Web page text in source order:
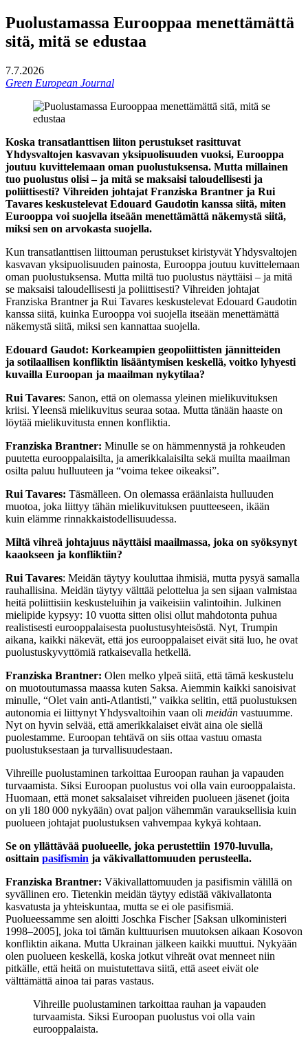
Puolustamassa Eurooppaa menettämättä
sitä, mitä se edustaa
7.7.2026
Green European Journal
Koska transatlanttisen liiton perustukset rasittuvat
Yhdysvaltojen kasvavan yksipuolisuuden vuoksi, Eurooppa
joutuu kuvittelemaan oman puolustuksensa. Mutta millainen
tuo puolustus olisi – ja mitä se maksaisi taloudellisesti ja
poliittisesti? Vihreiden johtajat Franziska Brantner ja Rui
Tavares keskustelevat Edouard Gaudotin kanssa siitä, miten
Eurooppa voi suojella itseään menettämättä näkemystä siitä,
miksi sen on arvokasta suojella.
Kun transatlanttisen liittouman perustukset kiristyvät Yhdysvaltojen
kasvavan yksipuolisuuden painosta, Eurooppa joutuu kuvittelemaan
oman puolustuksensa. Mutta miltä tuo puolustus näyttäisi – ja mitä
se maksaisi taloudellisesti ja poliittisesti? Vihreiden johtajat
Franziska Brantner ja Rui Tavares keskustelevat Edouard Gaudotin
kanssa siitä, kuinka Eurooppa voi suojella itseään menettämättä
näkemystä siitä, miksi sen kannattaa suojella.
Edouard Gaudot: Korkeampien geopoliittisten jännitteiden
ja sotilaallisen konfliktin lisääntymisen keskellä, voitko lyhyesti
kuvailla Euroopan ja maailman nykytilaa?
Rui Tavares: Sanon, että on olemassa yleinen mielikuvituksen
kriisi. Yleensä mielikuvitus seuraa sotaa. Mutta tänään haaste on
löytää mielikuvitusta ennen konfliktia.
Franziska Brantner: Minulle se on hämmennystä ja rohkeuden
puutetta eurooppalaisilta, ja amerikkalaisilta sekä muilta maailman
osilta paluu hulluuteen ja “voima tekee oikeaksi”.
Rui Tavares: Täsmälleen. On olemassa eräänlaista hulluuden
muotoa, joka liittyy tähän mielikuvituksen puutteeseen, ikään
kuin elämme rinnakkaistodellisuudessa.
Miltä vihreä johtajuus näyttäisi maailmassa, joka on syöksynyt
kaaokseen ja konfliktiin?
Rui Tavares: Meidän täytyy kouluttaa ihmisiä, mutta pysyä samalla
rauhallisina. Meidän täytyy välttää pelottelua ja sen sijaan valmistaa
heitä poliittisiin keskusteluihin ja vaikeisiin valintoihin. Julkinen
mielipide kypsyy: 10 vuotta sitten olisi ollut mahdotonta puhua
realistisesti eurooppalaisesta puolustusyhteisöstä. Nyt, Trumpin
aikana, kaikki näkevät, että jos eurooppalaiset eivät sitä luo, he ovat
puolustuskyvyttömiä ratkaisevalla hetkellä.
Franziska Brantner: Olen melko ylpeä siitä, että tämä keskustelu
on muotoutumassa maassa kuten Saksa. Aiemmin kaikki sanoisivat
minulle, “Olet vain anti-Atlantisti,” vaikka selitin, että puolustuksen
autonomia ei liittynyt Yhdysvaltoihin vaan oli meidän vastuumme.
Nyt on hyvin selvää, että amerikkalaiset eivät aina ole siellä
puolestamme. Euroopan tehtävä on siis ottaa vastuu omasta
puolustuksestaan ja turvallisuudestaan.
Vihreille puolustaminen tarkoittaa Euroopan rauhan ja vapauden
turvaamista. Siksi Euroopan puolustus voi olla vain eurooppalaista.
Huomaan, että monet saksalaiset vihreiden puolueen jäsenet (joita
on yli 180 000 nykyään) ovat paljon vähemmän varauksellisia kuin
puolueen johtajat puolustuksen vahvempaa kykyä kohtaan.
Se on yllättävää puolueelle, joka perustettiin 1970-luvulla,
osittain pasifismin ja väkivallattomuuden perusteella.
Franziska Brantner: Väkivallattomuuden ja pasifismin välillä on
syvällinen ero. Tietenkin meidän täytyy edistää väkivallatonta
kasvatusta ja yhteiskuntaa, mutta se ei ole pasifismiä.
Puolueessamme sen aloitti Joschka Fischer [Saksan ulkoministeri
1998–2005], joka toi tämän kulttuurisen muutoksen aikaan Kosovon
konfliktin aikana. Mutta Ukrainan jälkeen kaikki muuttui. Nykyään
olen puolueen keskellä, koska jotkut vihreät ovat menneet niin
pitkälle, että heitä on muistutettava siitä, että aseet eivät ole
välttämättä ainoa tai paras vastaus.
Vihreille puolustaminen tarkoittaa rauhan ja vapauden
turvaamista. Siksi Euroopan puolustus voi olla vain
eurooppalaista.